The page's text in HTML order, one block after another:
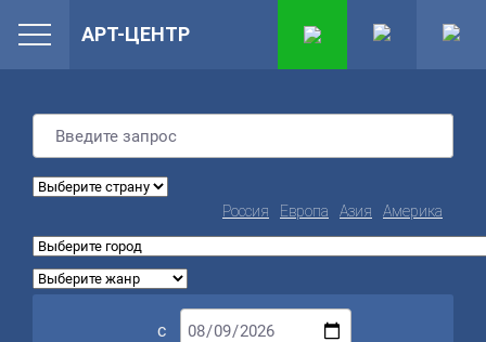
Россия Европа Азия Америка
с
АРТ-ЦЕНТР